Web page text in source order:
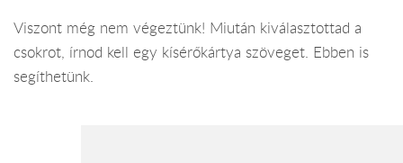
Viszont még nem végeztünk! Miután kiválasztottad a
csokrot, írnod kell egy kísérőkártya szöveget. Ebben is
segíthetünk.